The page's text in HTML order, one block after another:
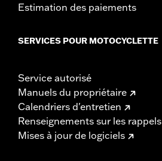
Estimation des paiements
SERVICES POUR MOTOCYCLETTE
Service autorisé
Manuels du propriétaire
Calendriers d'entretien
Renseignements sur les rappels
Mises à jour de logiciels